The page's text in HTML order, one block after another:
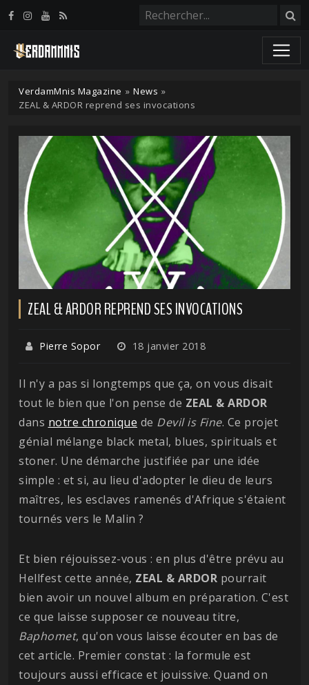
VerdamMnis Magazine » News »
ZEAL & ARDOR reprend ses invocations
ZEAL & ARDOR REPREND SES INVOCATIONS
Pierre Sopor 18 janvier 2018
Il n'y a pas si longtemps que ça, on vous disait
tout le bien que l'on pense de ZEAL & ARDOR
dans notre chronique de Devil is Fine. Ce projet
génial mélange black metal, blues, spirituals et
stoner. Une démarche justifiée par une idée
simple : et si, au lieu d'adopter le dieu de leurs
maîtres, les esclaves ramenés d'Afrique s'étaient
tournés vers le Malin ?
Et bien réjouissez-vous : en plus d'être prévu au
Hellfest cette année, ZEAL & ARDOR pourrait
bien avoir un nouvel album en préparation. C'est
ce que laisse supposer ce nouveau titre,
Baphomet, qu'on vous laisse écouter en bas de
cet article. Premier constat : la formule est
toujours aussi efficace et jouissive. Quand on
Panneau de gestion des cookies